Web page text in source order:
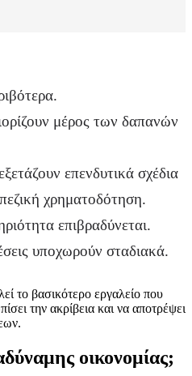
μέρος των δαπανών
επενδυτικά σχέδια
χρηματοδότηση.
επιβραδύνεται.
υποχωρούν σταδιακά.
το βασικότερο εργαλείο που
την ακρίβεια και να αποτρέψει
οικονομίας;